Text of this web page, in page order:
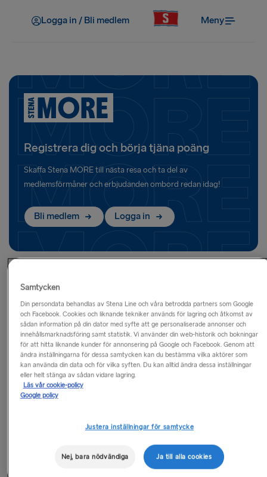
Logga in / Bli medlem Meny
Registrera dig och börja tjäna poäng
Skaffa Stena MORE till nästa resa och ta del av
medlemsförmåner och erbjudanden ombord redan idag!
Bli medlem Logga in
Tjäna poäng
Bli medlem i Stena MORE idag och börja tjäna poäng direkt
på nästan allt du köper hos Stena Line!
Se till att samla Stena MORE-poäng när du gör ditt köp,
oavsett om du bokar biljetter för en familjesemester, köper
souvenirer till dem där hemma eller njuter av något gott i vår
restaurang ombord.
Ju fler poäng du tjänar, desto fler förmåner kan du dra nytta
Samtycken
Din persondata behandlas av Stena Line och våra betrodda partners som Google
och Facebook. Cookies och liknande tekniker används för lagring och åtkomst av
sådan information på din dator med syfte att ge personaliserade annonser och
innehållsmarknadsföring samt statistik. Vi använder din web-historik och bokningar
för att hitta liknande kunder för annonsering på Google och Facebook. Genom att
ändra inställningarna för dessa samtycken kan du bestämma vilka aktörer som
kan använda din data och för vilka syften. Du kan alltid ändra dessa inställningar
eller helt stänga av sådan vidare lagring.
Läs vår cookie-policy
Google policy
Justera inställningar för samtycke
Nej, bara nödvändiga Ja till alla cookies